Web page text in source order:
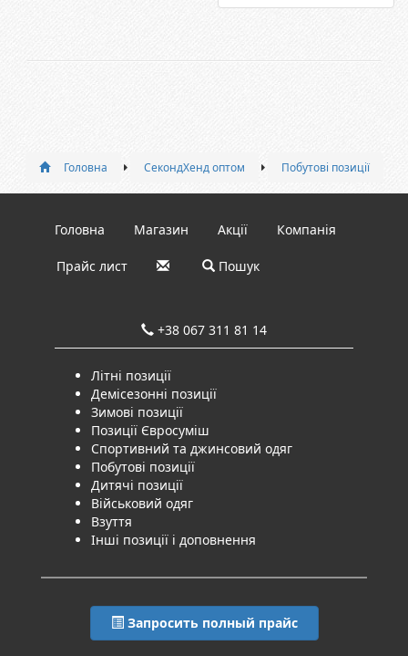
Головна СекондХенд оптом Побутові позиції
Головна Магазин Акції Компанія
Прайс лист Пошук
+38 067 311 81 14
Літні позиції
Демісезонні позиції
Зимові позиції
Позиції Євросуміш
Спортивний та джинсовий одяг
Побутові позиції
Дитячі позиції
Військовий одяг
Взуття
Інші позиції і доповнення
Запросить полный прайс